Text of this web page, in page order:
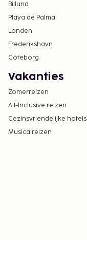
Billund
Playa de Palma
Londen
Frederikshavn
Göteborg
Vakanties
Zomerreizen
All-Inclusive reizen
Gezinsvriendelijke hotels
Musicalreizen